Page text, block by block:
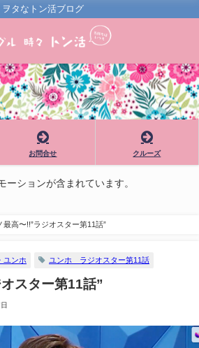
ヲタなトン活ブログ
お問合せ クルーズ
ションが含まれています。
最高〜!!”ラジオスター第11話”
ユンホ ユンホ ラジオスター第11話
スター第11話”